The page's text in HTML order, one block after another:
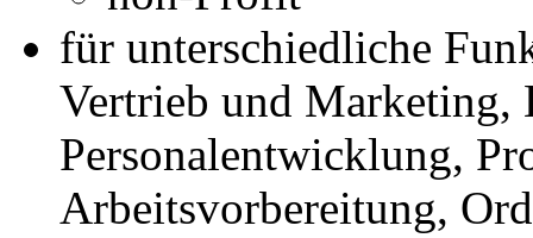
für unterschiedliche
Vertrieb und Marketing,
Personalentwicklung,
Arbeitsvorbereitung,